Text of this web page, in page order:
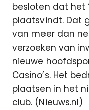
besloten dat het
plaatsvindt. Dat
van meer dan
verzoeken van
nieuwe
Casino’s. Het
plaatsen in het
club. (Nieuws.nl)